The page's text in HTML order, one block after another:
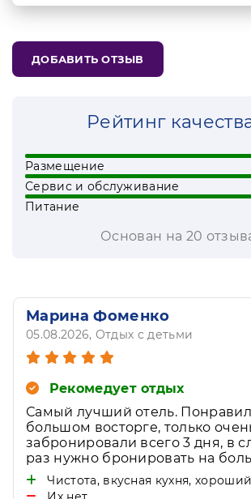
ДОБАВИТЬ ОТЗЫВ
Рейтинг
Размещение
Сервис и обслуживание
Питание
Основан на 20
Марина Фоменко
05.08.2026, Отдых с детьми
Рекомедует отдых
Самый лучший отель.
большом восторге, только
забронировали всего 3 дня, в
раз нужно бронировать на
Чистота, вкусная кухня,